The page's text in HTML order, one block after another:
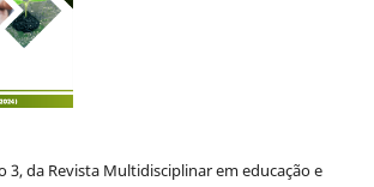
3, da Revista Multidisciplinar em educação e